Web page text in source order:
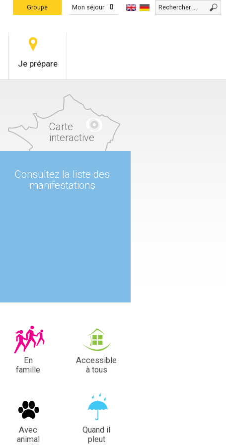
Mon séjour 0
Groupe
Je prépare
Carte
interactive
Consultez la liste des
manifestations
En
famille
Accessible
à tous
Avec
animal
Quand il
pleut